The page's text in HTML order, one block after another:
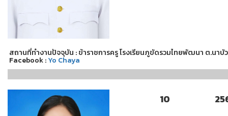
สถานที่ทำงานปัจจุบัน : ข้าราชการครู โรงเรียนภูขัดรวมไทยพัฒนา ต.นา
Facebook :Yo Chaya
10